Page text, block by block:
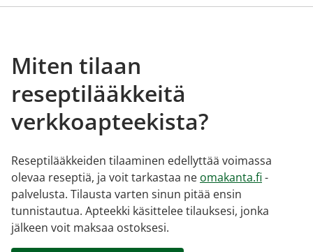
Miten tilaan
reseptilääkkeitä
verkkoapteekista?
Reseptilääkkeiden tilaaminen edellyttää voimassa
olevaa reseptiä, ja voit tarkastaa ne omakanta.fi -
palvelusta. Tilausta varten sinun pitää ensin
tunnistautua. Apteekki käsittelee tilauksesi, jonka
jälkeen voit maksaa ostoksesi.